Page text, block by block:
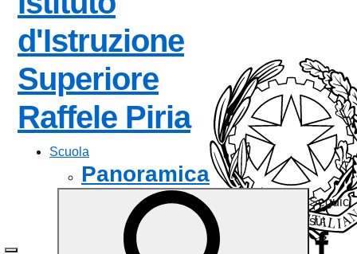
d'Istruzione
Superiore
Raffele Piria— Visita la
Scuola
Panoramica
Presentazione
Le persone
Seguici
su: